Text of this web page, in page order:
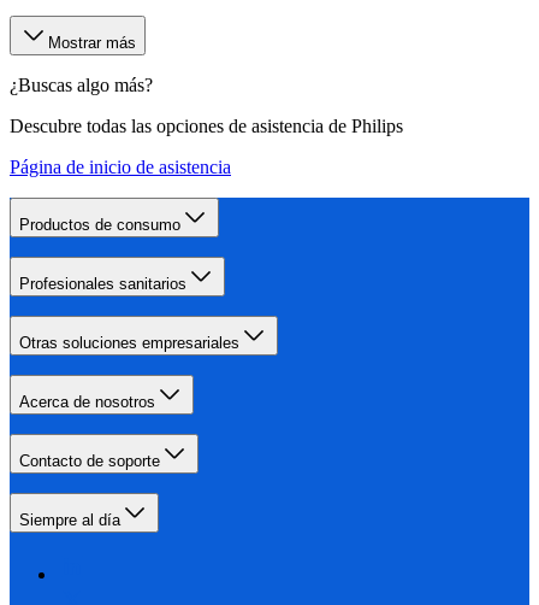
Mostrar más
¿Buscas algo más?
Descubre todas las opciones de asistencia de Philips
Página de inicio de asistencia
Productos de consumo
Profesionales sanitarios
Otras soluciones empresariales
Acerca de nosotros
Contacto de soporte
Siempre al día